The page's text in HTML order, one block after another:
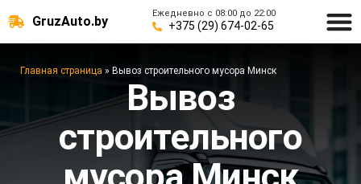
GruzAuto.by
Ежедневно с 08:00 до 22:00
+375 (29) 674-02-65
Главная страница » Вывоз строительного мусора Минск
Вывоз
строительного